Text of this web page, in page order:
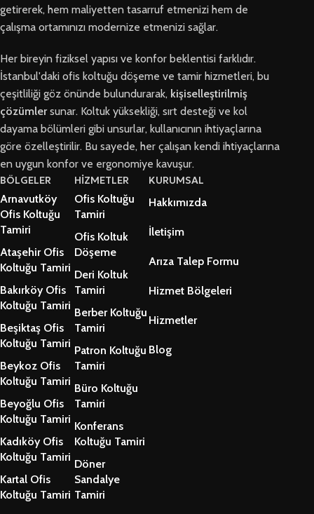
getirerek, hem maliyetten tasarruf etmenizi hem de
çalışma ortamınızı modernize etmenizi sağlar.
Her bireyin fiziksel yapısı ve konfor beklentisi farklıdır.
İstanbul'daki ofis koltuğu döşeme ve tamir hizmetleri, bu
çeşitliliği göz önünde bulundurarak, kişiselleştirilmiş
çözümlersunar. Koltuk yüksekliği, sırt desteği ve kol
dayama bölümleri gibi unsurlar, kullanıcının ihtiyaçlarına
göre özelleştirilir. Bu sayede, her çalışan kendi ihtiyaçlarına
en uygun konfor ve ergonomiye kavuşur.
BÖLGELER
Arnavutköy
Ofis Koltuğu
Tamiri
Ataşehir Ofis
Koltuğu Tamiri
Bakırköy Ofis
Koltuğu Tamiri
Beşiktaş Ofis
Koltuğu Tamiri
Beykoz Ofis
Koltuğu Tamiri
Beyoğlu Ofis
Koltuğu Tamiri
Kadıköy Ofis
Koltuğu Tamiri
Kartal Ofis
Koltuğu Tamiri
HİZMETLER
Ofis Koltuğu
Tamiri
Ofis Koltuk
Döşeme
Deri Koltuk
Tamiri
Berber Koltuğu
Tamiri
Patron Koltuğu
Tamiri
Büro Koltuğu
Tamiri
Konferans
Koltuğu Tamiri
Döner
Sandalye
Tamiri
KURUMSAL
Hakkımızda
İletişim
Arıza Talep Formu
Hizmet Bölgeleri
Hizmetler
Blog